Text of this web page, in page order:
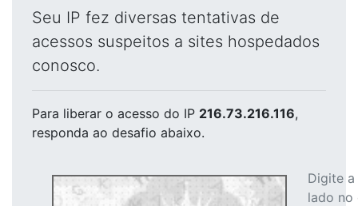
Seu IP fez diversas tentativas de
acessos suspeitos a sites hospedados
conosco.
Para liberar o acesso do IP 216.73.216.116,
responda ao desafio abaixo.
Digite
lado no